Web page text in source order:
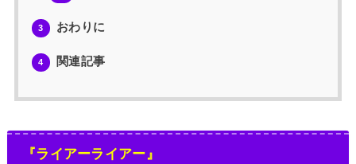
3 おわりに
4 関連記事
『ライアーライアー』